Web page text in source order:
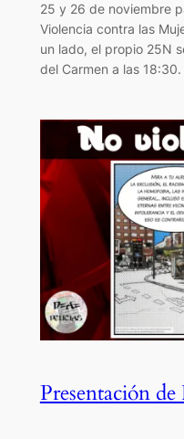
25 y 26 de noviembre
Violencia contra las
un lado, el propio 25N
del Carmen a las
Presentación